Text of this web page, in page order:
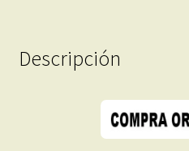
PDF
-Descripción